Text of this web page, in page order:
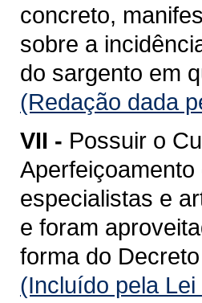
concreto,
sobre a
do sargento em
(Redação dada
VII - Possuir o
especialistas e
e foram
forma do
(Incluído pela